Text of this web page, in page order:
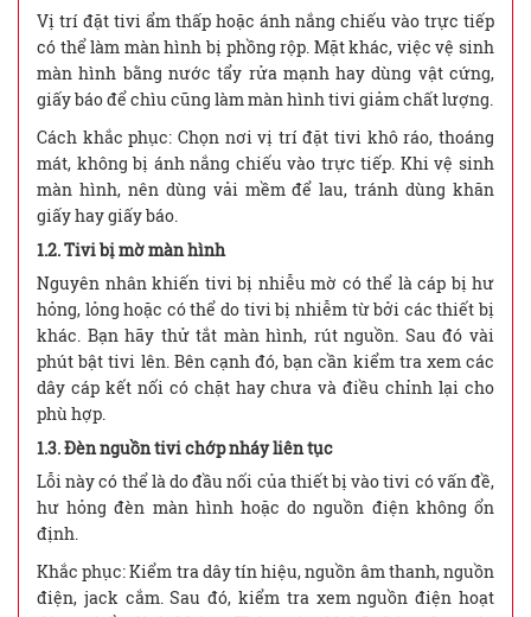
Vị trí đặt tivi ẩm thấp hoặc ánh nắng chiếu vào trực tiếp
có thể làm màn hình bị phồng rộp. Mặt khác, việc vệ sinh
màn hình bằng nước tẩy rửa mạnh hay dùng vật cứng,
giấy báo để chìu cũng làm màn hình tivi giảm chất lượng.
Cách khắc phục: Chọn nơi vị trí đặt tivi khô ráo, thoáng
mát, không bị ánh nắng chiếu vào trực tiếp. Khi vệ sinh
màn hình, nên dùng vải mềm để lau, tránh dùng khăn
giấy hay giấy báo.
1.2. Tivi bị mờ màn hình
Nguyên nhân khiến tivi bị nhiễu mờ có thể là cáp bị hư
hỏng, lỏng hoặc có thể do tivi bị nhiễm từ bởi các thiết bị
khác. Bạn hãy thử tắt màn hình, rút nguồn. Sau đó vài
phút bật tivi lên. Bên cạnh đó, bạn cần kiểm tra xem các
dây cáp kết nối có chặt hay chưa và điều chỉnh lại cho
phù hợp.
1.3. Đèn nguồn tivi chớp nháy liên tục
Lỗi này có thể là do đầu nối của thiết bị vào tivi có vấn đề,
hư hỏng đèn màn hình hoặc do nguồn điện không ổn
định.
Khắc phục: Kiểm tra dây tín hiệu, nguồn âm thanh, nguồn
điện, jack cắm. Sau đó, kiểm tra xem nguồn điện hoạt